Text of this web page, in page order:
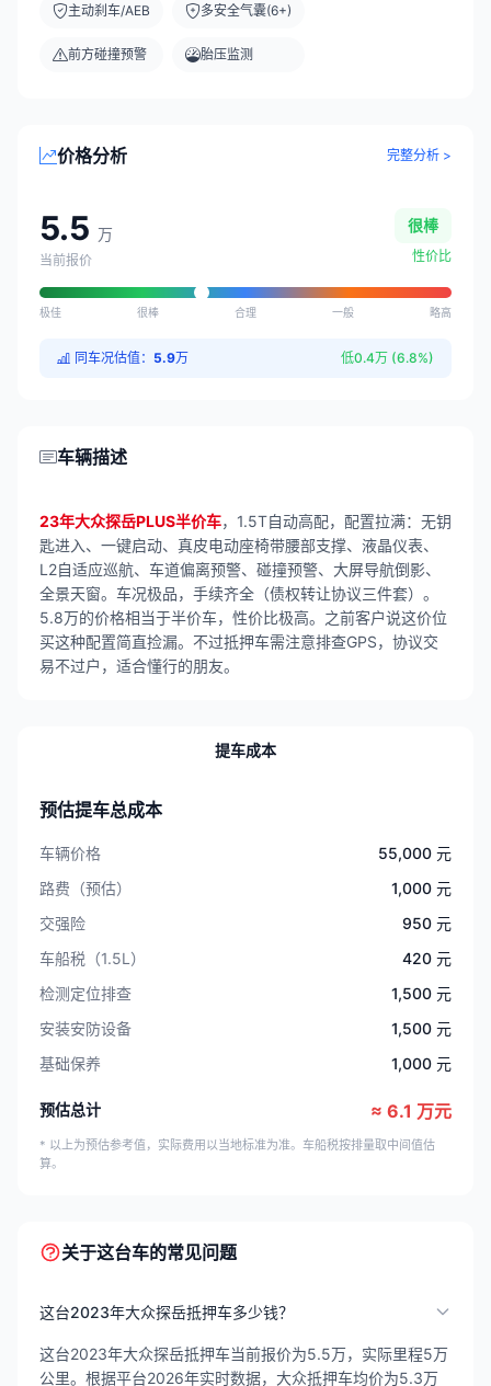
主动刹车/AEB
前方碰撞预警
多安全气囊(6+)
胎压监测
价格分析 完整分析 >
5.5 万
当前报价
很棒
性价比
极佳 很棒 合理 一般 略高
同车况估值： 5.9万 低0.4万 (6.8%)
车辆描述
23年大众探岳PLUS半价车，1.5T自动高配，配置拉满：无钥
匙进入、一键启动、真皮电动座椅带腰部支撑、液晶仪表、
L2自适应巡航、车道偏离预警、碰撞预警、大屏导航倒影、
全景天窗。车况极品，手续齐全（债权转让协议三件套）。
5.8万的价格相当于半价车，性价比极高。之前客户说这价位
买这种配置简直捡漏。不过抵押车需注意排查GPS，协议交
易不过户，适合懂行的朋友。
提车成本
预估提车总成本
车辆价格
55,000 元
路费（预估）
1,000 元
交强险
950 元
车船税（1.5L）
420 元
检测定位排查
1,500 元
安装安防设备
1,500 元
基础保养
1,000 元
预估总计 ≈ 6.1 万元
* 以上为预估参考值，实际费用以当地标准为准。车船税按排量取中间值估
算。
关于这台车的常见问题
这台2023年大众探岳抵押车多少钱？
这台2023年大众探岳抵押车当前报价为5.5万，实际里程5万
公里。根据平台2026年实时数据，大众抵押车均价为5.3万